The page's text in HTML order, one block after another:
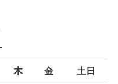
木 金 土日